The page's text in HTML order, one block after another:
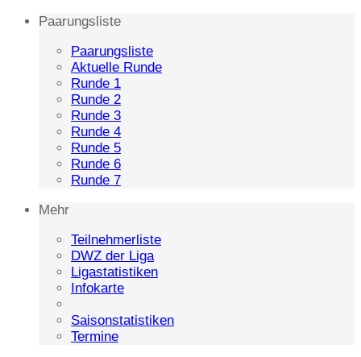
Paarungsliste
Paarungsliste
Aktuelle Runde
Runde 1
Runde 2
Runde 3
Runde 4
Runde 5
Runde 6
Runde 7
Mehr
Teilnehmerliste
DWZ der Liga
Ligastatistiken
Infokarte
Saisonstatistiken
Termine